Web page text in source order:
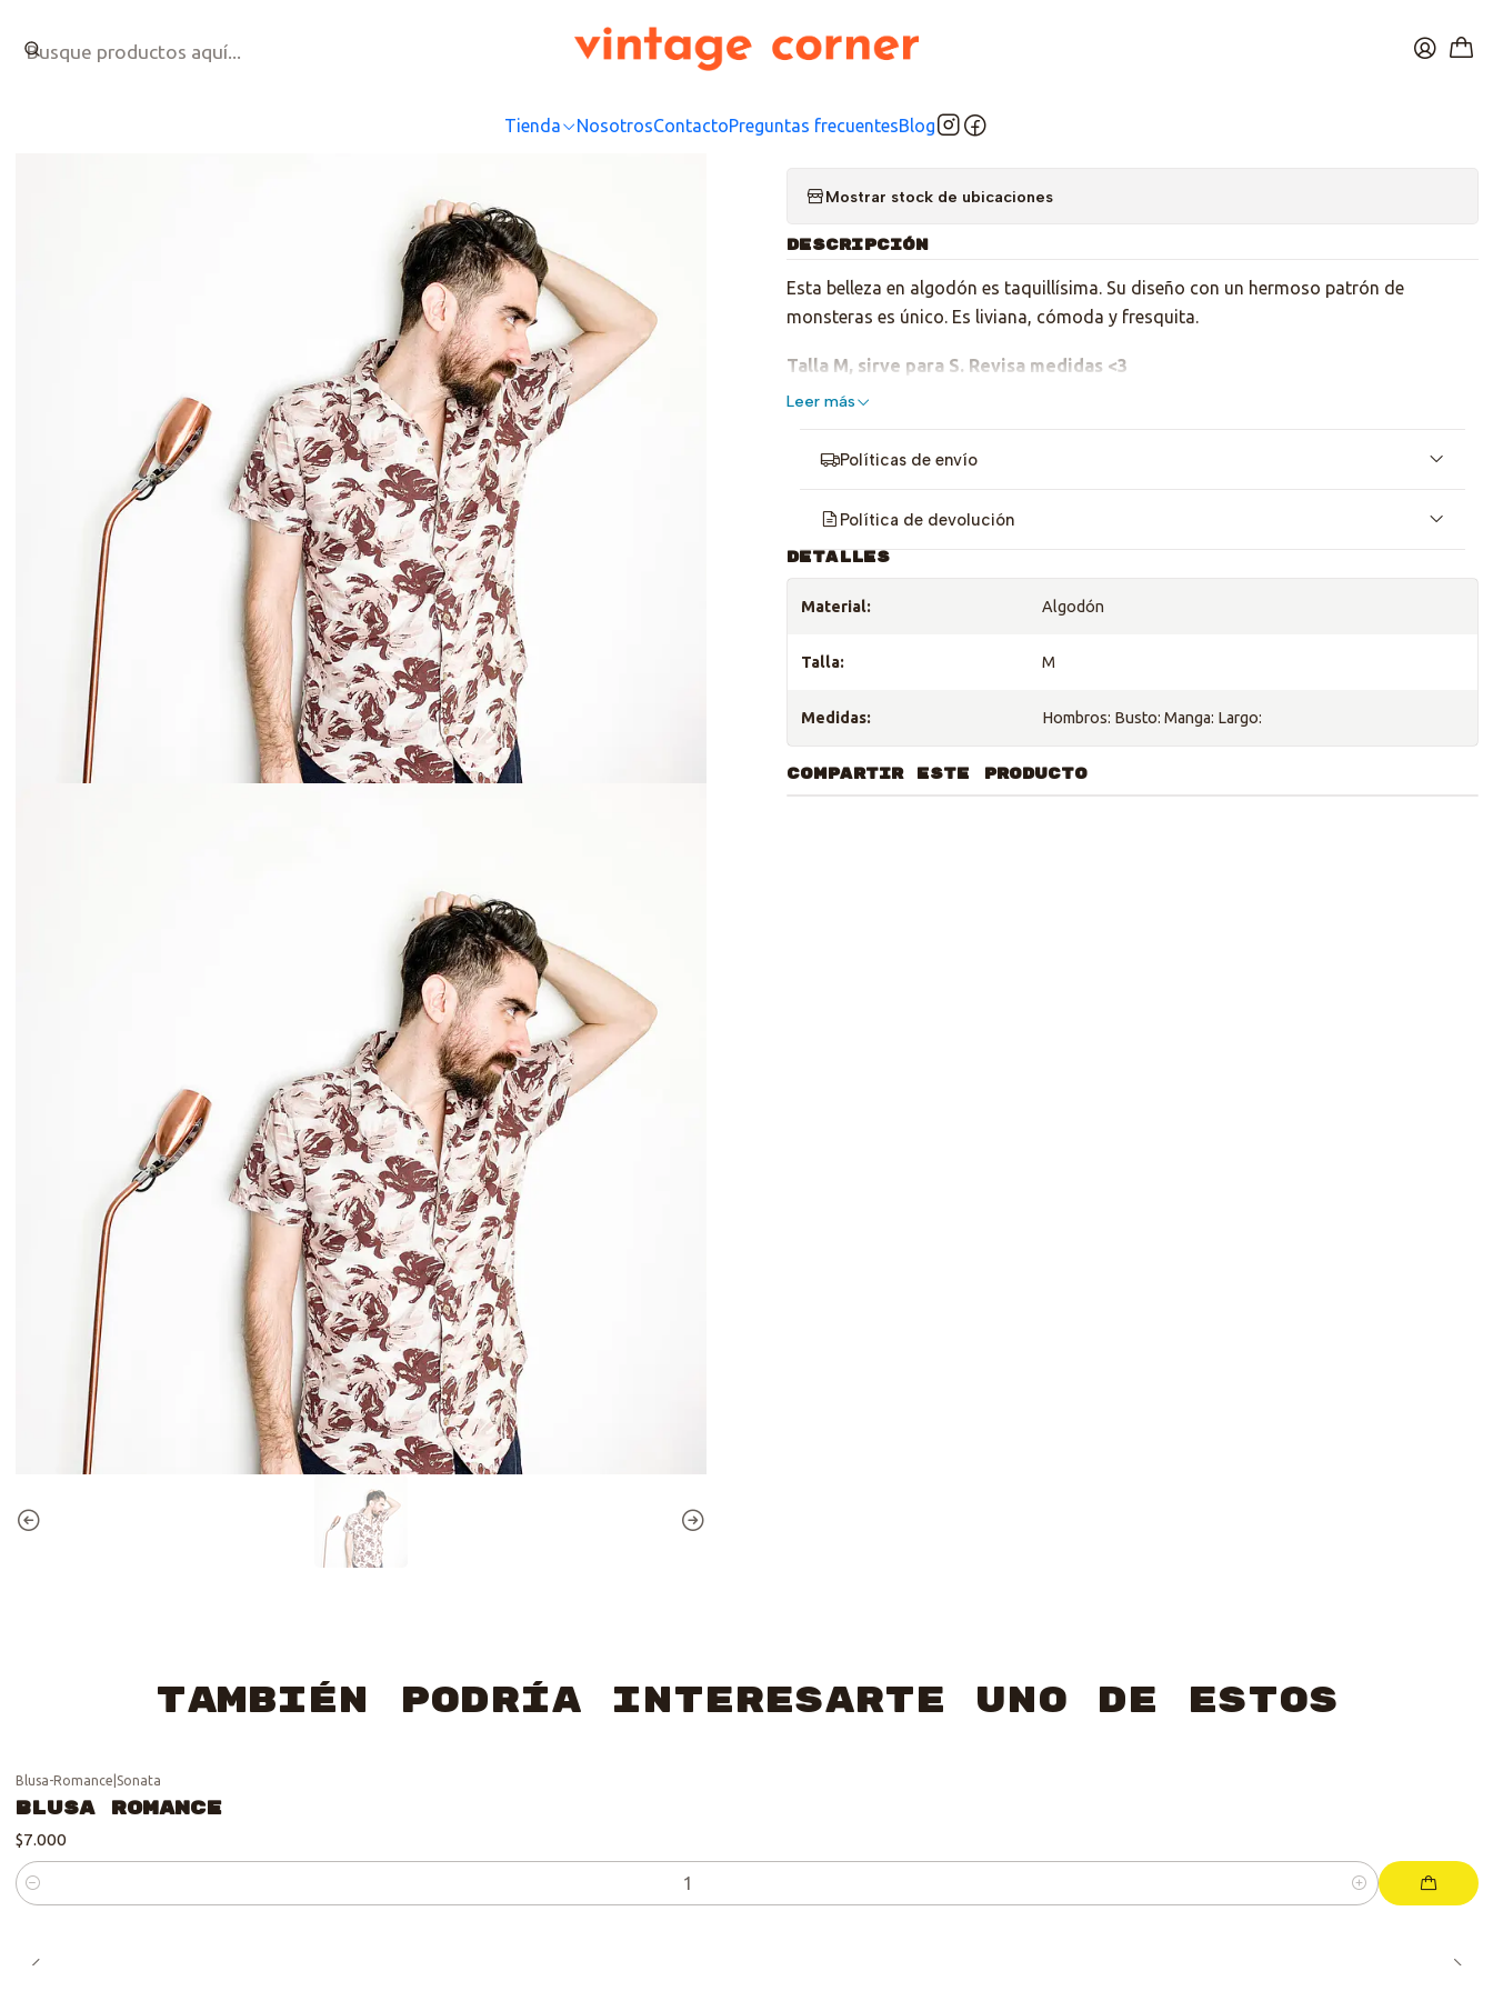
Tienda NosotrosContactoPreguntas frecuentesBlog
Hawaiian Monstera
Mostrar stock de ubicaciones
DESCRIPCIÓN
Esta belleza en algodón es taquillísima. Su diseño con un hermoso patrón de
monsteras es único. Es liviana, cómoda y fresquita.
Talla M, sirve para S. Revisa medidas <3
Leer más
Políticas de envío
Política de devolución
DETALLES
Material: Algodón
Talla: M
Medidas: Hombros: Busto: Manga: Largo:
COMPARTIR ESTE PRODUCTO
También podría interesarte uno de estos
Blusa-Romance Sonata
Blusa Romance
$7.000
Cantidad